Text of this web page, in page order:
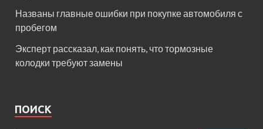
Названы главные ошибки при покупке автомобиля с
пробегом
Эксперт рассказал, как понять, что тормозные
колодки требуют замены
ПОИСК